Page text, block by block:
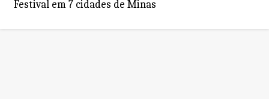
Festival em 7 cidades de Minas